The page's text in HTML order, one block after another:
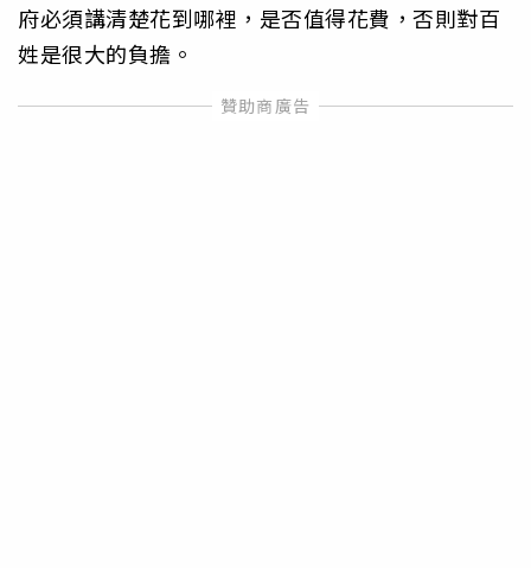
府必須講清楚花到哪裡，是否值得花費，否則對百
姓是很大的負擔。